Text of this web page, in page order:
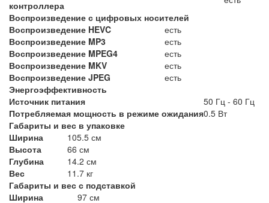
контроллера
Воспроизведение с цифровых носителей
Воспроизведение HEVC
есть
Воспроизведение MP3
есть
Воспроизведение MPEG4
есть
Воспроизведение MKV
есть
Воспроизведение JPEG
есть
Энергоэффективность
Источник питания
50 Гц - 60 Гц
Потребляемая мощность в режиме ожидания0.5 Вт
Габариты и вес в упаковке
Ширина
105.5 см
Высота
66 см
Глубина
14.2 см
Вес
11.7 кг
Габариты и вес с подставкой
Ширина
97 см